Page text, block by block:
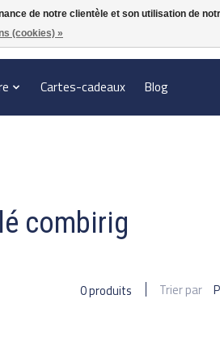
Cartes-cadeaux Blog
combirig
0 produits Trier par
de notre clientèle et son utilisation de
(cookies) »